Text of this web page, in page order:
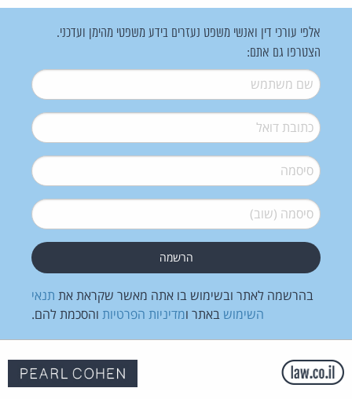
אלפי עורכי דין ואנשי משפט נעזרים בידע משפטי מהימן ועדכני.
הצטרפו גם אתם:
שם משתמש*
דואל*
סיסמה*
סיסמה (שוב)*
בהרשמה לאתר ובשימוש בו אתה מאשר שקראת את תנאי
השימוש באתר ומדיניות הפרטיות והסכמת להם.